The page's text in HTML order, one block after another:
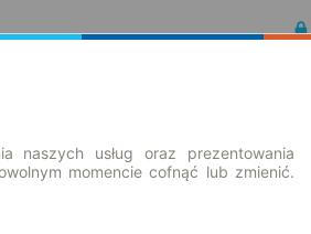
naszych usług oraz prezentowania
momencie cofnąć lub zmienić.